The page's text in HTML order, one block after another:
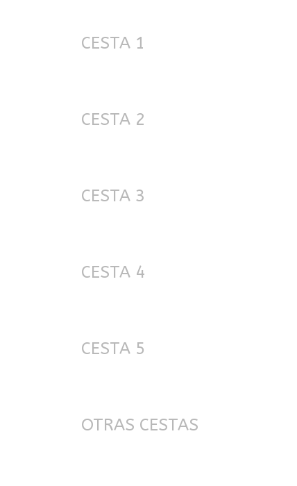
CESTA 1
CESTA 2
CESTA 3
CESTA 4
CESTA 5
OTRAS CESTAS